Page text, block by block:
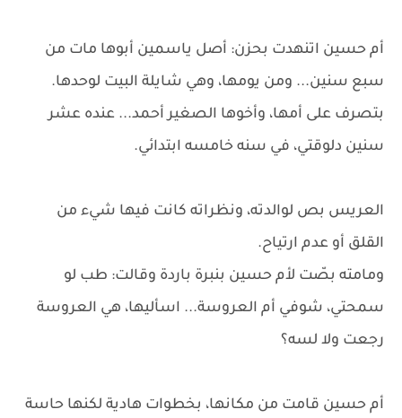
أم حسين اتنهدت بحزن: أصل ياسمين أبوها مات من
سبع سنين... ومن يومها، وهي شايلة البيت لوحدها.
بتصرف على أمها، وأخوها الصغير أحمد... عنده عشر
سنين دلوقتي، في سنه خامسه ابتدائي.
العريس بص لوالدته، ونظراته كانت فيها شيء من
القلق أو عدم ارتياح.
ومامته بصّت لأم حسين بنبرة باردة وقالت: طب لو
سمحتي، شوفي أم العروسة... اسأليها، هي العروسة
رجعت ولا لسه؟
أم حسين قامت من مكانها، بخطوات هادية لكنها حاسة